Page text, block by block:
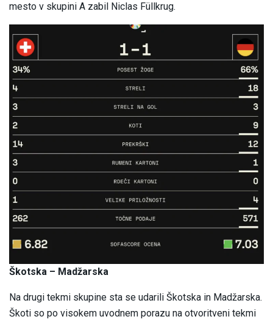
mesto v skupini A zabil Niclas Füllkrug.
Škotska – Madžarska
Na drugi tekmi skupine sta se udarili Škotska in Madžarska.
Škoti so po visokem uvodnem porazu na otvoritveni tekmi